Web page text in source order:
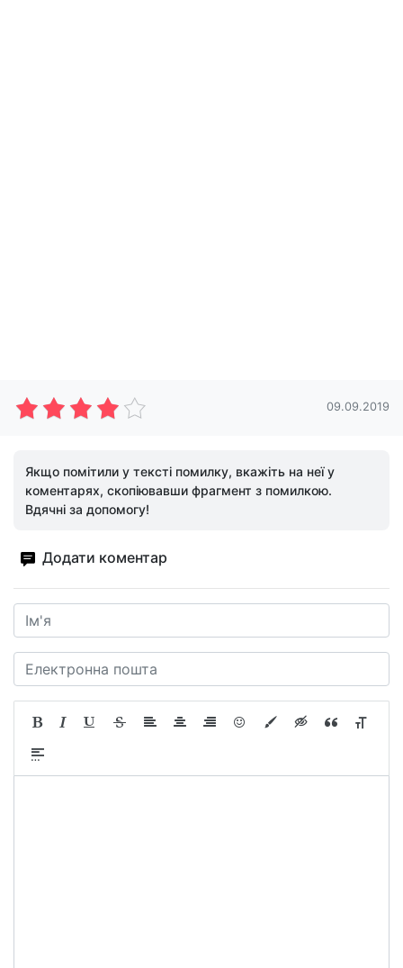
09.09.2019
Якщо помітили у тексті помилку, вкажіть на неї у
коментарях, скопіювавши фрагмент з помилкою.
Вдячні за допомогу!
Додати коментар